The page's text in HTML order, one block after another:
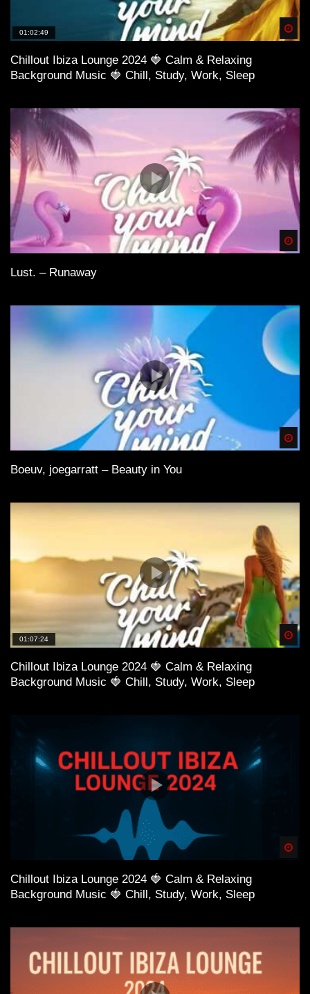
01:02:49
Chillout Ibiza Lounge 2024 🍓 Calm & Relaxing
Background Music 🍓 Chill, Study, Work, Sleep
Lust. – Runaway
Boeuv, joegarratt – Beauty in You
01:07:24
Chillout Ibiza Lounge 2024 🍓 Calm & Relaxing
Background Music 🍓 Chill, Study, Work, Sleep
Chillout Ibiza Lounge 2024 🍓 Calm & Relaxing
Background Music 🍓 Chill, Study, Work, Sleep